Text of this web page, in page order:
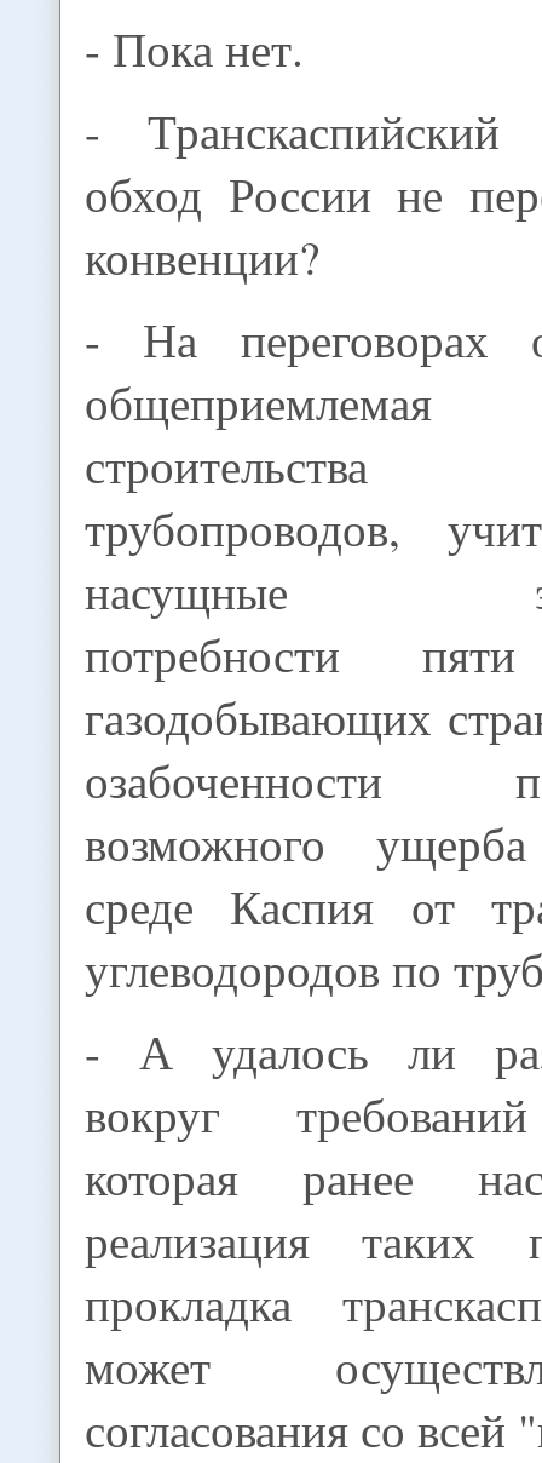
- Пока нет.
- Транскаспийский
обход России не
конвенции?
- На переговорах
строительства
трубопроводов,
насущные
потребности
газодобывающих
возможного
среде Каспия от
углеводородов по
- А удалось ли
вокруг
которая ранее
реализация таких
прокладка
может
согласования со всей